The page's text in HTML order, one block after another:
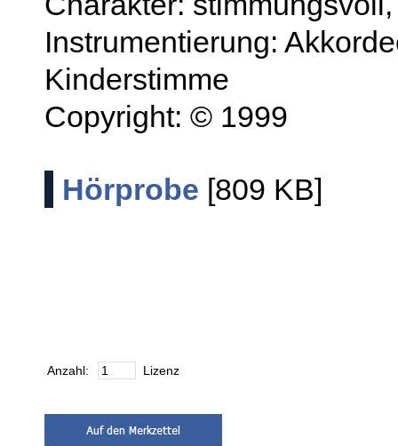
Instrumentierung:
Kinderstimme
Copyright: © 1999
Hörprobe [809 KB]
Anzahl: Lizenz